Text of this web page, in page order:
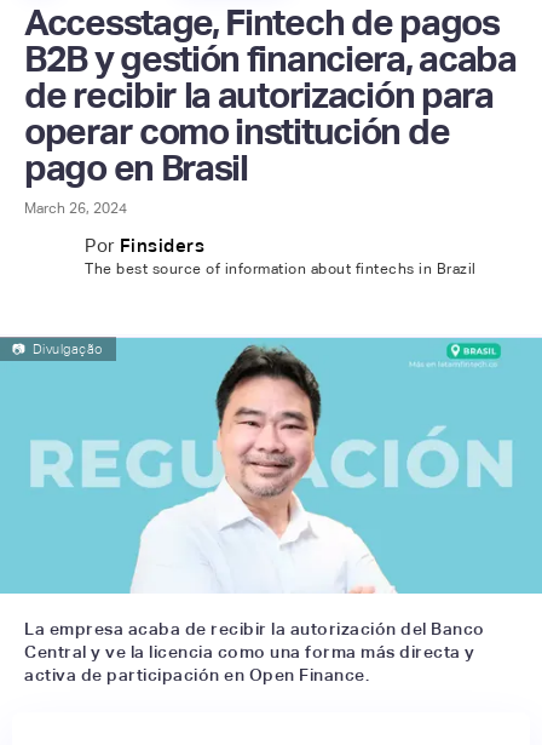
Accesstage, Fintech de pagos
B2B y gestión financiera, acaba
de recibir la autorización para
operar como institución de
pago en Brasil
March 26, 2024
Por Finsiders
The best source of information about fintechs in Brazil
📷 Divulgação
La empresa acaba de recibir la autorización del Banco
Central y ve la licencia como una forma más directa y
activa de participación en Open Finance.